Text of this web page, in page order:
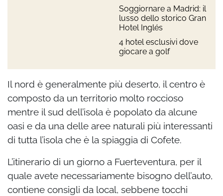
Soggiornare a Madrid: il
lusso dello storico Gran
Hotel Inglés
4 hotel esclusivi dove
giocare a golf
Il nord è generalmente più deserto, il centro è
composto da un territorio molto roccioso
mentre il sud dell’isola è popolato da alcune
oasi e da una delle aree naturali più interessanti
di tutta l’isola che è la spiaggia di Cofete.
L’itinerario di un giorno a Fuerteventura, per il
quale avete necessariamente bisogno dell’auto,
contiene consigli da local, sebbene tocchi